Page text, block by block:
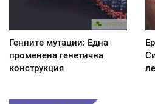
Генните мутации: Една
променена генетична
конструкция